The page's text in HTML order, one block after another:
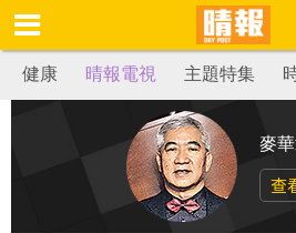
健康 晴報電視 主題特集
麥
查